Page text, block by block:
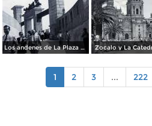
Los andenes de La Plaza de toros Ciudad de México 1950 Zocalo y La
1 2 3 ... 222